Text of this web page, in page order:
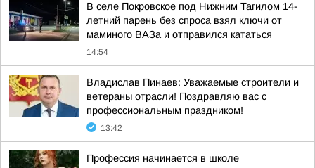
В селе Покровское под Нижним Тагилом 14-
летний парень без спроса взял ключи от
маминого ВАЗа и отправился кататься
14:54
Владислав Пинаев: Уважаемые строители и
ветераны отрасли! Поздравляю вас с
профессиональным праздником!
13:42
Профессия начинается в школе